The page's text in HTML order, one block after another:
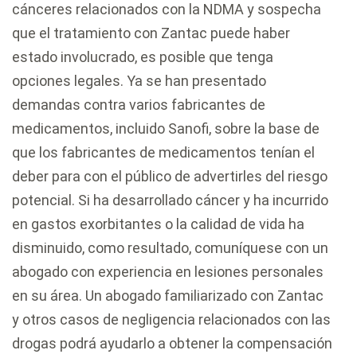
cánceres relacionados con la NDMA y sospecha
que el tratamiento con Zantac puede haber
estado involucrado, es posible que tenga
opciones legales. Ya se han presentado
demandas contra varios fabricantes de
medicamentos, incluido Sanofi, sobre la base de
que los fabricantes de medicamentos tenían el
deber para con el público de advertirles del riesgo
potencial. Si ha desarrollado cáncer y ha incurrido
en gastos exorbitantes o la calidad de vida ha
disminuido, como resultado, comuníquese con un
abogado con experiencia en lesiones personales
en su área. Un abogado familiarizado con Zantac
y otros casos de negligencia relacionados con las
drogas podrá ayudarlo a obtener la compensación